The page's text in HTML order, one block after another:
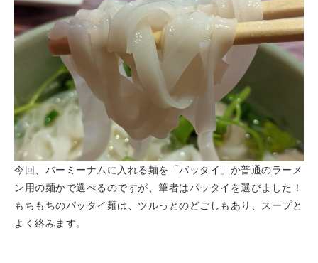
今回、バーミーナムに入れる麺を「パッタイ」か普通のラーメ
ン用の麺かで選べるのですが、筆者はパッタイを選びました！
もちもちのパッタイ麺は、ツルっとのどごしもあり、スープと
よく絡みます。